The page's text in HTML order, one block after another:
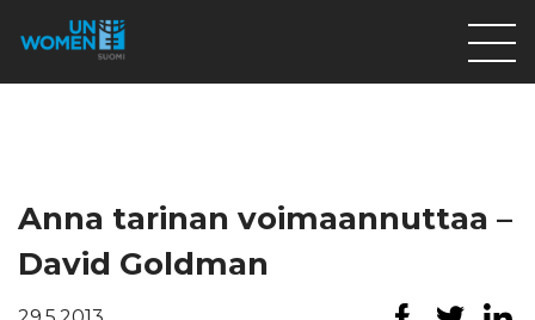
Ajankohtaista
Anna tarinan voimaannuttaa –
David Goldman